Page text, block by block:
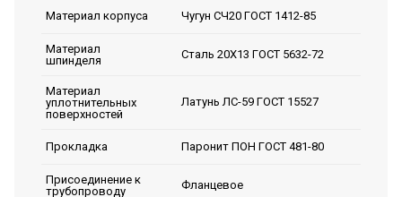
Материал корпуса Чугун СЧ20 ГОСТ 1412-85
Материал
шпинделя
Сталь 20Х13 ГОСТ 5632-72
Материал
уплотнительных
поверхностей
Латунь ЛС-59 ГОСТ 15527
Прокладка Паронит ПОН ГОСТ 481-80
Присоединение к
трубопроводу
Фланцевое